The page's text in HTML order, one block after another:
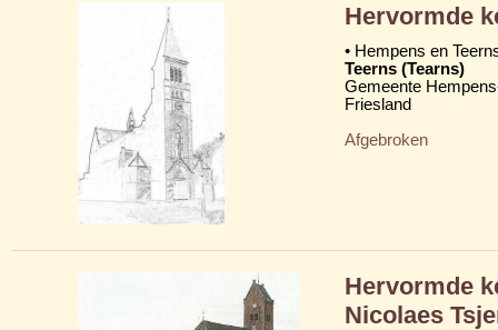
Hervormde
• Hempens en
Teerns (Tearns)
Gemeente
Friesland
Afgebroken
Hervormde
Nicolaes